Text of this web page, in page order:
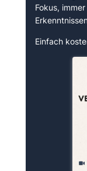
Fokus,
Einfach